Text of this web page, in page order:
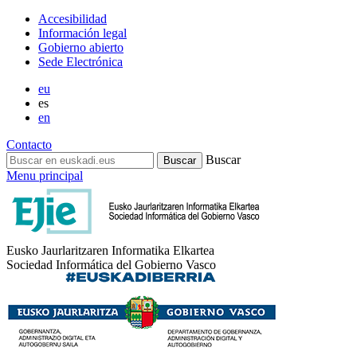
Accesibilidad
Información legal
Gobierno abierto
Sede Electrónica
eu
es
en
Contacto
Buscar
Menu principal
Eusko Jaurlaritzaren Informatika Elkartea
Sociedad Informática del Gobierno Vasco